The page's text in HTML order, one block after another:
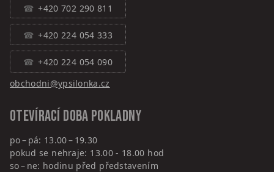
+420 702 290 811
+420 224 054 333
+420 224 054 090
obchodni@ypsilonka.cz
Otevírací doba pokladny
po – pá: 13.00 – 19.30
pokud se nehraje: 13.00 - 18.00 hod
so – ne: hodinu před představením